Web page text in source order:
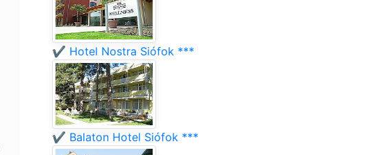
✔️ Hotel Nostra Siófok ***
✔️ Balaton Hotel Siófok ***